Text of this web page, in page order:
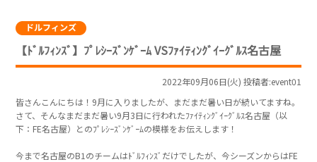
【ﾄﾞﾙﾌｨﾝｽﾞ】ﾌﾟﾚｼｰｽﾞﾝｹﾞｰﾑ VSﾌｧｲﾃｨﾝｸﾞｲｰｸﾞﾙｽ名古屋
2022年09月06日(火) 投稿者:event01
皆さんこんにちは！9月に入りましたが、まだまだ暑い日が続いてますね。
さて、そんなまだまだ暑い9月3日に行われたﾌｧｲﾃｨﾝｸﾞｲｰｸﾞﾙｽ名古屋（以
下：FE名古屋）とのﾌﾟﾚｼｰｽﾞﾝｹﾞｰﾑの模様をお伝えします！
今まで名古屋のB1のチームはﾄﾞﾙﾌｨﾝｽﾞだけでしたが、今シーズンからはFE